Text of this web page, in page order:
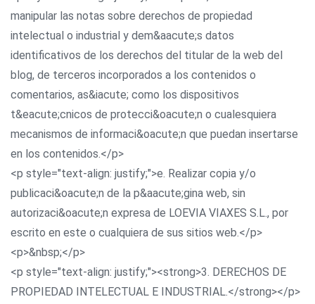
manipular las notas sobre derechos de propiedad
intelectual o industrial y dem&aacute;s datos
identificativos de los derechos del titular de la web del
blog, de terceros incorporados a los contenidos o
comentarios, as&iacute; como los dispositivos
t&eacute;cnicos de protecci&oacute;n o cualesquiera
mecanismos de informaci&oacute;n que puedan insertarse
en los contenidos.</p>
<p style="text-align: justify;">e. Realizar copia y/o
publicaci&oacute;n de la p&aacute;gina web, sin
autorizaci&oacute;n expresa de LOEVIA VIAXES S.L., por
escrito en este o cualquiera de sus sitios web.</p>
<p>&nbsp;</p>
<p style="text-align: justify;"><strong>3. DERECHOS DE
PROPIEDAD INTELECTUAL E INDUSTRIAL.</strong></p>